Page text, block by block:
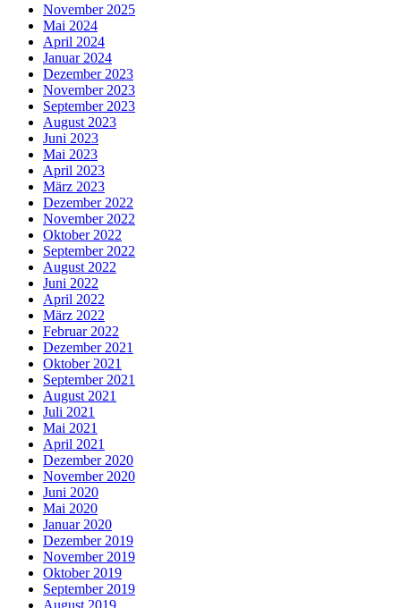
November 2025
Mai 2024
April 2024
Januar 2024
Dezember 2023
November 2023
September 2023
August 2023
Juni 2023
Mai 2023
April 2023
März 2023
Dezember 2022
November 2022
Oktober 2022
September 2022
August 2022
Juni 2022
April 2022
März 2022
Februar 2022
Dezember 2021
Oktober 2021
September 2021
August 2021
Juli 2021
Mai 2021
April 2021
Dezember 2020
November 2020
Juni 2020
Mai 2020
Januar 2020
Dezember 2019
November 2019
Oktober 2019
September 2019
August 2019